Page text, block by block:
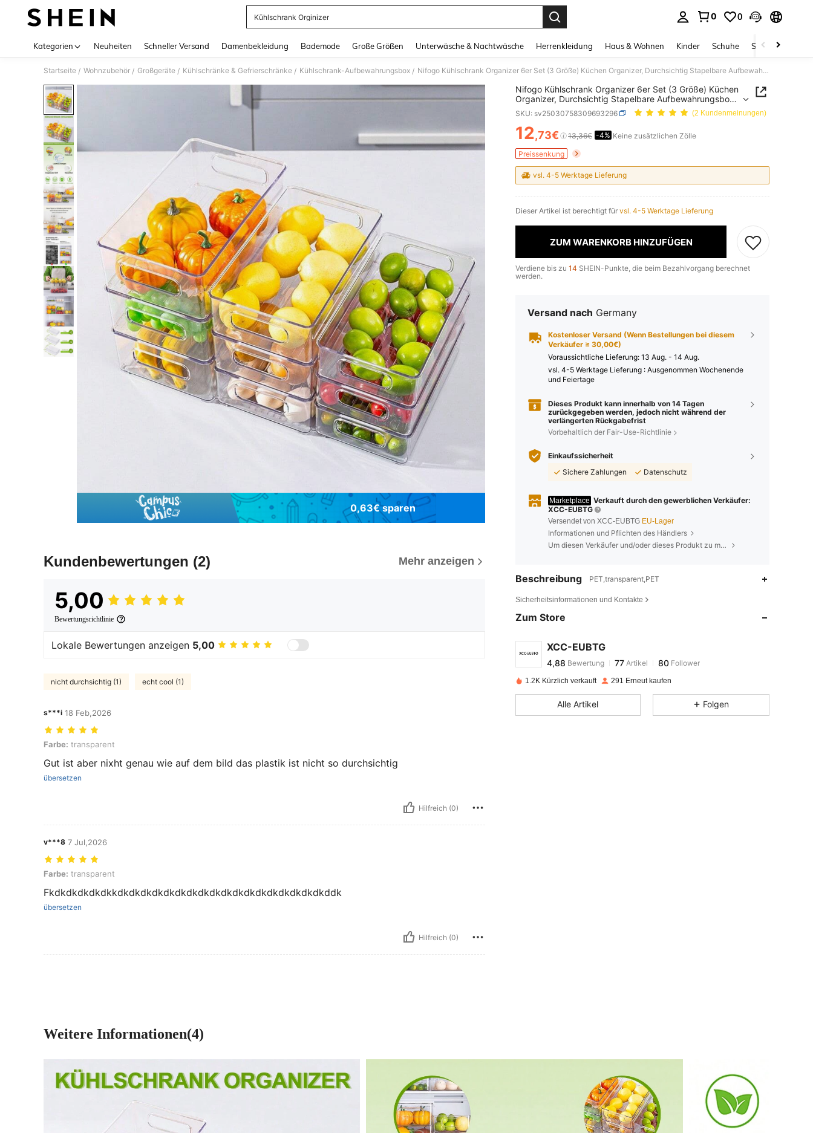
Kühlschrank Orginizer
0 0
Kategorien Neuheiten Schneller Versand Damenbekleidung Bademode Große Größen Unterwäsche & Nachtwäsche Herrenkleidung Haus & Wohnen Kinder Schuhe Schmuck &
Startseite / Wohnzubehör / Großgeräte / Kühlschränke & Gefrierschränke / Kühlschrank-Aufbewahrungsbox / Nifogo Kühlschrank Organizer 6er Set (3 Größe) Küchen Organizer, Durchsichtig Stapelbare Aufbewahrungsbox Organizer, ideal für Speisekammer,Gefrierschrank,Schrank, Schublade,Büro
0,63€ sparen
Kundenbewertungen (2) Mehr anzeigen
5,00
Bewertungsrichtlinie
Lokale Bewertungen anzeigen 5,00
nicht durchsichtig (1) echt cool (1)
s***i 18 Feb,2026
Farbe: transparent
Farbe: transparent
Gut ist aber nixht genau wie auf dem bild das plastik ist nicht so durchsichtig
übersetzen
Hilfreich (0)
v***8 7 Jul,2026
Farbe: transparent
Farbe: transparent
Fkdkdkdkdkdkkdkdkdkdkdkdkdkdkdkdkdkdkdkdkdkdkdkdkddk
übersetzen
Hilfreich (0)
Nifogo Kühlschrank Organizer 6er Set (3 Größe) Küchen
Organizer, Durchsichtig Stapelbare Aufbewahrungsbox
Organizer, ideal für
Speisekammer,Gefrierschrank,Schrank, Schublade,Büro
SKU: sv25030758309693296 (2 Kundenmeinungen)
PRICE AND AVAILABILITY
12,73€ 13,36€ -4% Keine zusätzlichen Zölle
Preissenkung
vsl. 4-5 Werktage Lieferung
Dieser Artikel ist berechtigt für vsl. 4-5 Werktage Lieferung
ZUM WARENKORB HINZUFÜGEN
Verdiene bis zu 14 SHEIN-Punkte, die beim Bezahlvorgang berechnet
werden.
Versand nach Germany
Kostenloser Versand (Wenn Bestellungen bei diesem
Verkäufer ≥ 30,00€)
Voraussichtliche Lieferung: 13 Aug. - 14 Aug.
vsl. 4-5 Werktage Lieferung : Ausgenommen Wochenende
und Feiertage
Dieses Produkt kann innerhalb von 14 Tagen
zurückgegeben werden, jedoch nicht während der
verlängerten Rückgabefrist
Vorbehaltlich der Fair-Use-Richtlinie
Einkaufssicherheit
Sichere Zahlungen
Datenschutz
Marketplace Verkauft durch den gewerblichen Verkäufer:
XCC-EUBTG
Versendet von XCC-EUBTG EU-Lager
Informationen und Pflichten des Händlers
Um diesen Verkäufer und/oder dieses Produkt zu melden
Beschreibung PET,transparent,PET
Sicherheitsinformationen und Kontakte
Zum Store
XCC-EUBTG
4,88 77
4,88
4,88
l***8bezahltVor 1 Tag
1.2K Kürzlich verkauft 291 Erneut kaufen
Alle Artikel Folgen
Weitere Informationen(4)